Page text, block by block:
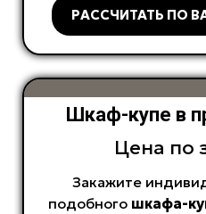
РАССЧИТАТЬ ПО
Шкаф-купе в
Цена по
Закажите
подобного шкафа-